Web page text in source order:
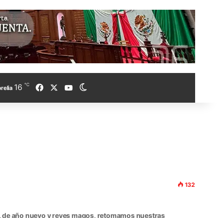
16℃ FacebookYouTubeSwitch skin
132
año nuevo y reyes magos, retomamos nuestras